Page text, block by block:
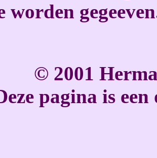
worden
© 2001
pagina is